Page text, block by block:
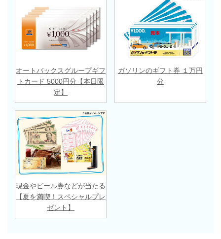
オートバックスグループギフ
トカード 5000円分【本日限
定】
ガソリンのギフト券 １万円
分
現金やビール券などが当たる
【夏を満喫！スペシャルプレ
ゼント】